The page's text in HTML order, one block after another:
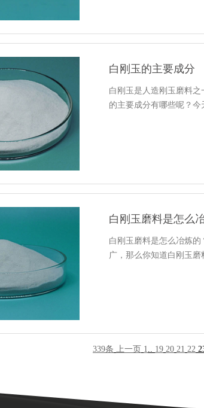
白刚玉的主要成分
白刚玉是人造刚玉磨料
的主要成分有哪些呢？
白刚玉磨料是怎么
白刚玉磨料是怎么冶炼
广，那么你知道白刚玉磨
339条 上一页 1.. 19 20 21 22